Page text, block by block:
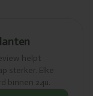
helpt
sterker. Elke
binnen 24u.